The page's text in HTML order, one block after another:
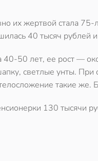
их жертвой стала 75-
40 тысяч рублей
40-50 лет, ее рост —
светлые унты.
такие же.
130 тысячи